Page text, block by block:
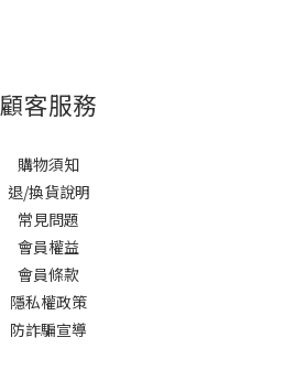
顧客服務
購物須知
退/換貨說明
常見問題
會員權益
會員條款
隱私權政策
防詐騙宣導